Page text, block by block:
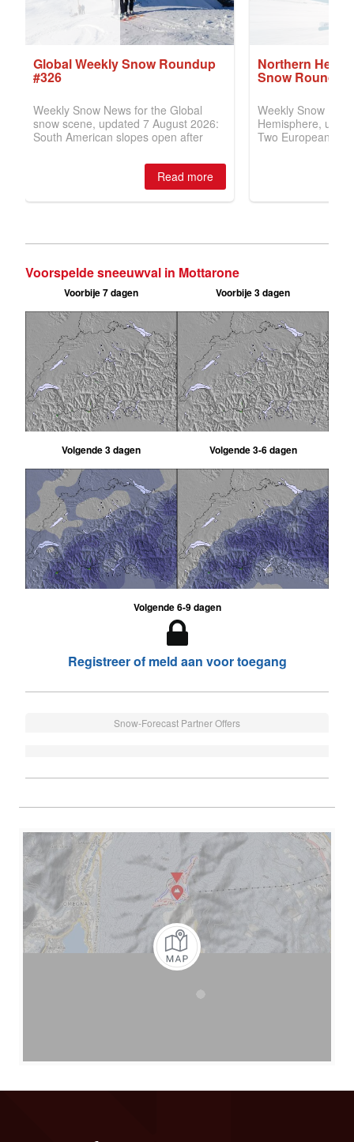
Voorspelde sneeuwval in Mottarone
Voorbije 7 dagen Voorbije 3 dagen
Volgende 3 dagen Volgende 3-6 dagen
Volgende 6-9 dagen
Registreer of meld aan voor toegang
Snow-Forecast Partner Offers